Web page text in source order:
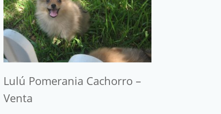
Lulú Pomerania Cachorro –
Venta